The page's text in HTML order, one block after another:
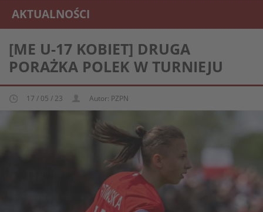
AKTUALNOŚCI
REPREZENTACJA KOBIECA U-17
[ME U-17 KOBIET] DRUGA
PORAŻKA POLEK W TURNIEJU
17 / 05 / 23 Autor: PZPN